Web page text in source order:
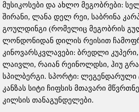
მუსიკოსები და ახლო მეგობრები:
შირანი, ლანა დელ რეი, საბრინა
გოულდინგი (რომელიც მეგობრის
ლონდონიდან დილის რეისით
კინოვარსკვლავები: ბრედლი
ლაივლი, რაიან რეინოლდსი, ჰიუ
სპილბერგი. სპორტი: ლეგენდარული
კანზას სიტი ჩიფსის მთავარი
კილსის თანაგუნდელები.